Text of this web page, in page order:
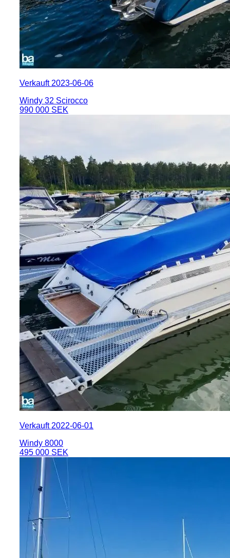
Verkauft 2023-06-06
Windy 32 Scirocco
990 000 SEK
Verkauft 2022-06-01
Windy 8000
495 000 SEK